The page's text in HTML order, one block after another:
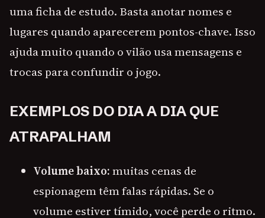
uma ficha de estudo. Basta anotar nomes e
lugares quando aparecerem pontos-chave. Isso
ajuda muito quando o vilão usa mensagens e
trocas para confundir o jogo.
EXEMPLOS DO DIA A DIA QUE
ATRAPALHAM
Volume baixo:muitas cenas de
espionagem têm falas rápidas. Se o
volume estiver tímido, você perde o ritmo.